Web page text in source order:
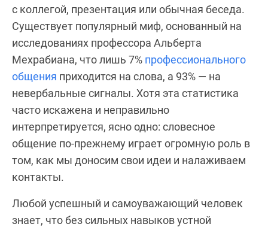
с коллегой, презентация или обычная беседа.
Существует популярный миф, основанный на
исследованиях профессора Альберта
Мехрабиана, что лишь 7% профессионального
общения приходится на слова, а 93% — на
невербальные сигналы. Хотя эта статистика
часто искажена и неправильно
интерпретируется, ясно одно: словесное
общение по-прежнему играет огромную роль в
том, как мы доносим свои идеи и налаживаем
контакты.
Любой успешный и самоуважающий человек
знает, что без сильных навыков устной